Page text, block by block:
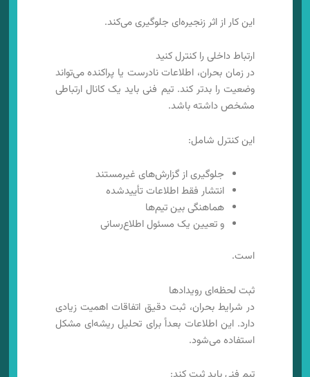
این کار از اثر زنجیره‌ای جلوگیری می‌کند.
ارتباط داخلی را کنترل کنید
در زمان بحران، اطلاعات نادرست یا پراکنده می‌تواند
وضعیت را بدتر کند. تیم فنی باید یک کانال ارتباطی
مشخص داشته باشد.
این کنترل شامل:
جلوگیری از گزارش‌های غیرمستند
انتشار فقط اطلاعات تأییدشده
هماهنگی بین تیم‌ها
و تعیین یک مسئول اطلاع‌رسانی
است.
ثبت لحظه‌ای رویدادها
در شرایط بحران، ثبت دقیق اتفاقات اهمیت زیادی
دارد. این اطلاعات بعداً برای تحلیل ریشه‌ای مشکل
استفاده می‌شود.